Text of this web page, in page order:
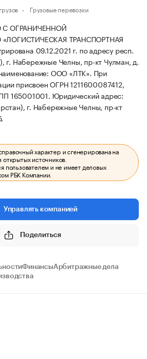
Грузовые перевозки
С ОГРАНИЧЕННОЙ
ТРАНСПОРТНАЯ
09.12.2021 г. по адресу респ.
г. Набережные Челны, пр-кт Чулман, д.
ООО «ЛТК». При
присвоен ОГРН 1211600087412,
165001001. Юридический адрес:
г. Набережные Челны, пр-кт
характер и сгенерирована на
источников.
пользователем и не имеет деловых
РБК Компании.
Управлять компанией
Поделиться
ФинансыАрбитражные дела